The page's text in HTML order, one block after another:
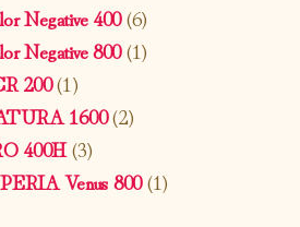
Negative 400(6)
Negative 800(1)
200(1)
1600(2)
400H(3)
Venus 800(1)